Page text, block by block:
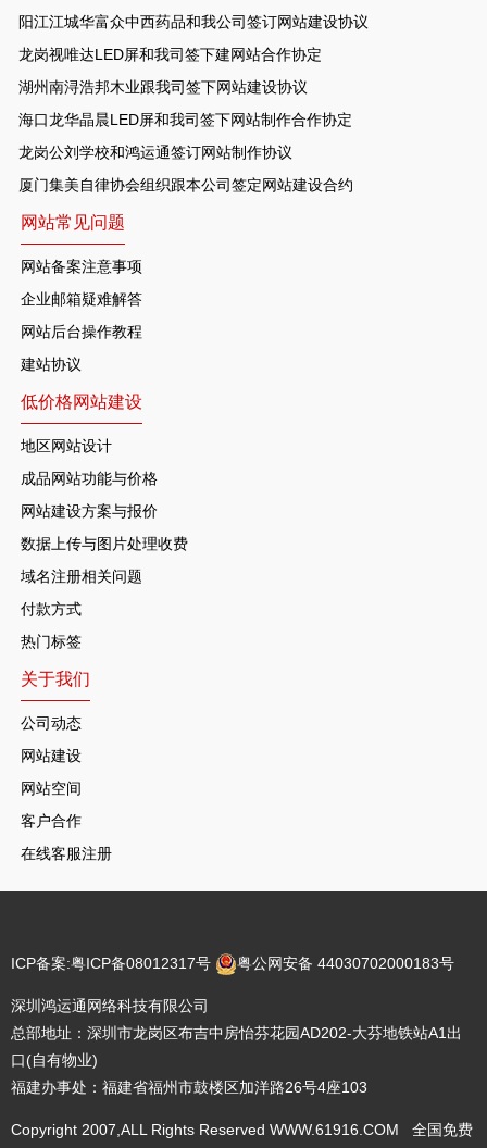
阳江江城华富众中西药品和我公司签订网站建设协议
龙岗视唯达LED屏和我司签下建网站合作协定
湖州南浔浩邦木业跟我司签下网站建设协议
海口龙华晶晨LED屏和我司签下网站制作合作协定
龙岗公刘学校和鸿运通签订网站制作协议
厦门集美自律协会组织跟本公司签定网站建设合约
网站常见问题
网站备案注意事项
企业邮箱疑难解答
网站后台操作教程
建站协议
低价格网站建设
地区网站设计
成品网站功能与价格
网站建设方案与报价
数据上传与图片处理收费
域名注册相关问题
付款方式
热门标签
关于我们
公司动态
网站建设
网站空间
客户合作
在线客服注册
ICP备案:粤ICP备08012317号 粤公网安备 44030702000183号
深圳鸿运通网络科技有限公司
总部地址：深圳市龙岗区布吉中房怡芬花园AD202-大芬地铁站A1出
口(自有物业)
福建办事处：福建省福州市鼓楼区加洋路26号4座103
Copyright 2007,ALL Rights Reserved WWW.61916.COM 全国免费